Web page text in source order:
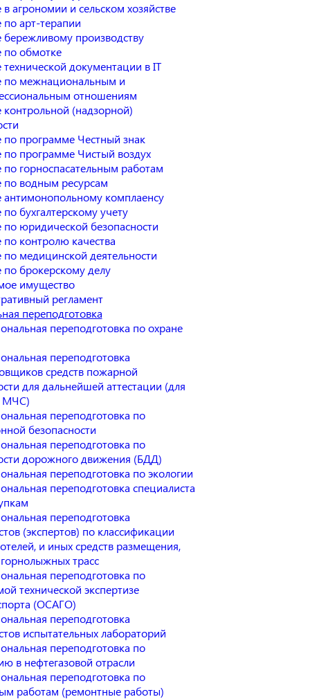
агрономии и сельском хозяйстве
арт-терапии
производству
обмотке
документации в IT
по межнациональным и
отношениям
(надзорной)
программе Честный знак
программе Чистый воздух
горноспасательным работам
водным ресурсам
комплаенсу
бухгалтерскому учету
юридической безопасности
контролю качества
медицинской деятельности
брокерскому делу
имущество
регламент
переподготовка
переподготовка по охране
переподготовка
средств пожарной
для дальнейшей аттестации (для
МЧС)
переподготовка по
безопасности
переподготовка по
дорожного движения (БДД)
переподготовка по экологии
переподготовка специалиста
переподготовка
(экспертов) по классификации
и иных средств размещения,
трасс
переподготовка по
технической экспертизе
(ОСАГО)
переподготовка
испытательных лабораторий
переподготовка по
в нефтегазовой отрасли
переподготовка по
работам (ремонтные работы)